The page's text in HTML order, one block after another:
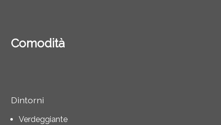
Comodità
Dintorni
Verdeggiante